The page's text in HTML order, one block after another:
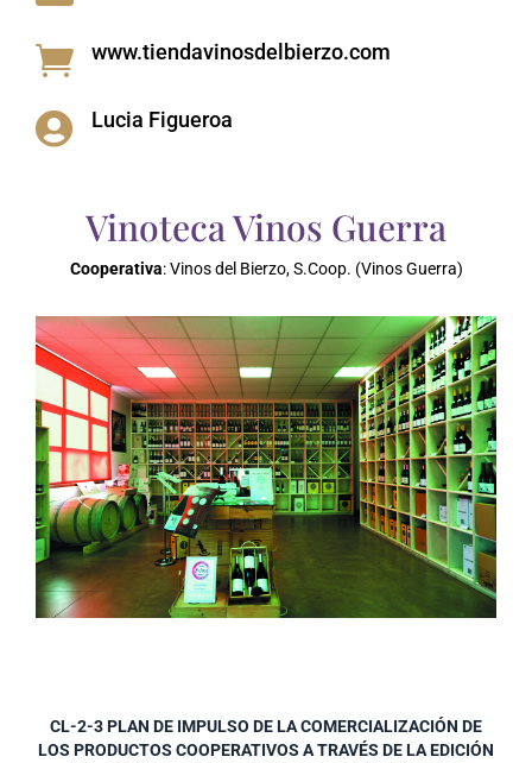
 www.tiendavinosdelbierzo.com
 Lucia Figueroa
Vinoteca Vinos Guerra
Cooperativa: Vinos del Bierzo, S.Coop. (Vinos Guerra)
CL-2-3 PLAN DE IMPULSO DE LA COMERCIALIZACIÓN DE
LOS PRODUCTOS COOPERATIVOS A TRAVÉS DE LA EDICIÓN